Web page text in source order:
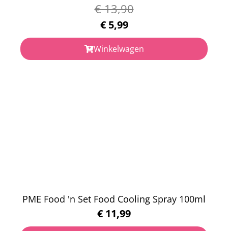
€13,90
€5,99
Winkelwagen
PME Food 'n Set Food Cooling Spray 100ml
€ 11,99